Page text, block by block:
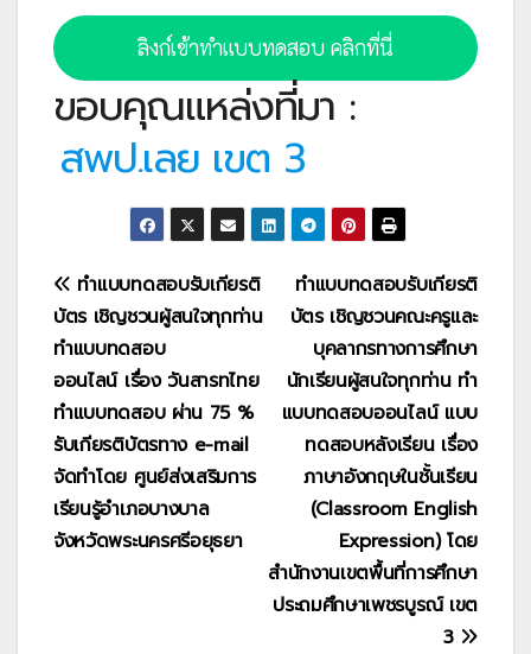
ลิงก์เข้าทำแบบทดสอบ คลิกที่นี่
ขอบคุณแหล่งที่มา :
สพป.เลย เขต 3
แนะแนว
เรื่อง
ทำแบบทดสอบรับเกียรติ
บัตร เชิญชวนคณะครูและ
บุคลากรทางการศึกษา
นักเรียนผู้สนใจทุกท่าน ทำ
แบบทดสอบออนไลน์ แบบ
ทดสอบหลังเรียน เรื่อง
ภาษาอังกฤษในชั้นเรียน
(Classroom English
Expression) โดย
สำนักงานเขตพื้นที่การศึกษา
ประถมศึกษาเพชรบูรณ์ เขต
3
ทำแบบทดสอบรับเกียรติ
บัตร เชิญชวนผู้สนใจทุกท่าน
ทำแบบทดสอบ
ออนไลน์ เรื่อง วันสารทไทย
ทำแบบทดสอบ ผ่าน 75 %
รับเกียรติบัตรทาง e-mail
จัดทำโดย ศูนย์ส่งเสริมการ
เรียนรู้อำเภอบางบาล
จังหวัดพระนครศรีอยุธยา